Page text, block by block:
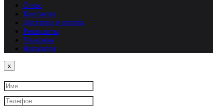
О нас
Контакты
Доставка и оплата
Реквизиты
Упаковка
Вакансии
x